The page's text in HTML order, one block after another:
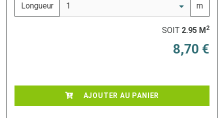
Longueur m
SOIT 2.95 M2
8,70 €
AJOUTER AU PANIER